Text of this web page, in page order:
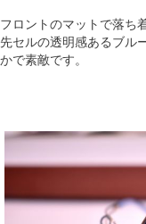
フロントのマットで落ち
先セルの透明感あるブル
かで素敵です。